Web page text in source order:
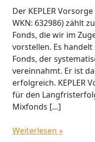
Der KEPLER
WKN: 632986) zählt
Fonds, die wir im
vorstellen. Es
Fonds, der
vereinnahmt. Er ist
erfolgreich. KEPLER
für den
Mixfonds […]
Weiterlesen »